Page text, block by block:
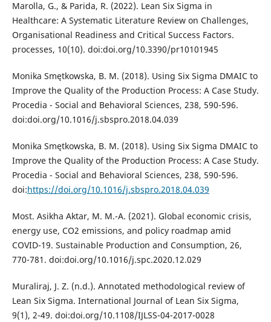
Marolla, G., & Parida, R. (2022). Lean Six Sigma in
Healthcare: A Systematic Literature Review on Challenges,
Organisational Readiness and Critical Success Factors.
processes, 10(10). doi:doi.org/10.3390/pr10101945
Monika Smętkowska, B. M. (2018). Using Six Sigma DMAIC to
Improve the Quality of the Production Process: A Case Study.
Procedia - Social and Behavioral Sciences, 238, 590-596.
doi:doi.org/10.1016/j.sbspro.2018.04.039
Monika Smętkowska, B. M. (2018). Using Six Sigma DMAIC to
Improve the Quality of the Production Process: A Case Study.
Procedia - Social and Behavioral Sciences, 238, 590-596.
doi:https://doi.org/10.1016/j.sbspro.2018.04.039
Most. Asikha Aktar, M. M.-A. (2021). Global economic crisis,
energy use, CO2 emissions, and policy roadmap amid
COVID-19. Sustainable Production and Consumption, 26,
770-781. doi:doi.org/10.1016/j.spc.2020.12.029
Muraliraj, J. Z. (n.d.). Annotated methodological review of
Lean Six Sigma. International Journal of Lean Six Sigma,
9(1), 2-49. doi:doi.org/10.1108/IJLSS-04-2017-0028